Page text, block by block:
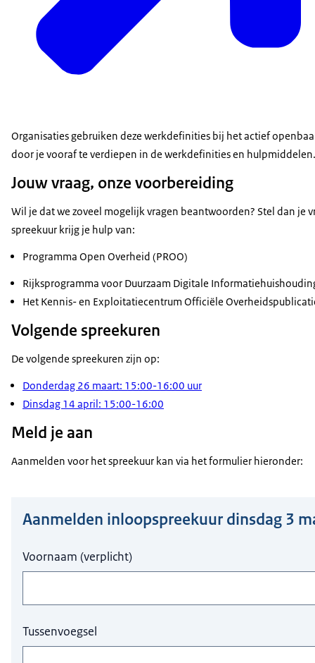
Organisaties gebruiken deze werkdefinities bij het actief
door je vooraf te verdiepen in de werkdefinities en hulpmiddelen.
Jouw vraag, onze voorbereiding
Wil je dat we zoveel mogelijk vragen beantwoorden? Stel dan
spreekuur krijg je hulp van:
Programma Open Overheid (PROO)
Rijksprogramma voor Duurzaam Digitale
Het Kennis- en Exploitatiecentrum Officiële
Volgende spreekuren
De volgende spreekuren zijn op:
Donderdag 26 maart: 15:00-16:00 uur
Dinsdag 14 april: 15:00-16:00
Meld je aan
Aanmelden voor het spreekuur kan via het formulier hieronder:
Aanmelden inloopspreekuur dinsdag 3
Voornaam (verplicht)
Tussenvoegsel
Hier niets invullen a.u.b.